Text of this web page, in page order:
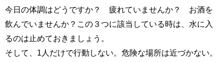
今日の体調はどうですか？ 疲れていませんか？ お酒を
飲んでいませんか？この３つに該当している時は、水に入
るのは止めておきましょう。
そして、1人だけで行動しない。危険な場所は近づかない。